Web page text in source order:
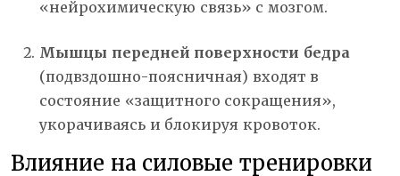
«нейрохимическую связь» с мозгом.
Мышцы передней поверхности бедра
(подвздошно-поясничная) входят в
состояние «защитного сокращения»,
укорачиваясь и блокируя кровоток.
Влияние на силовые тренировки